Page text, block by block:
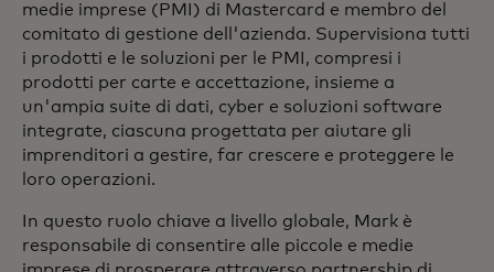
medie imprese (PMI) di Mastercard e membro del
comitato di gestione dell'azienda. Supervisiona tutti
i prodotti e le soluzioni per le PMI, compresi i
prodotti per carte e accettazione, insieme a
un'ampia suite di dati, cyber e soluzioni software
integrate, ciascuna progettata per aiutare gli
imprenditori a gestire, far crescere e proteggere le
loro operazioni.
In questo ruolo chiave a livello globale, Mark è
responsabile di consentire alle piccole e medie